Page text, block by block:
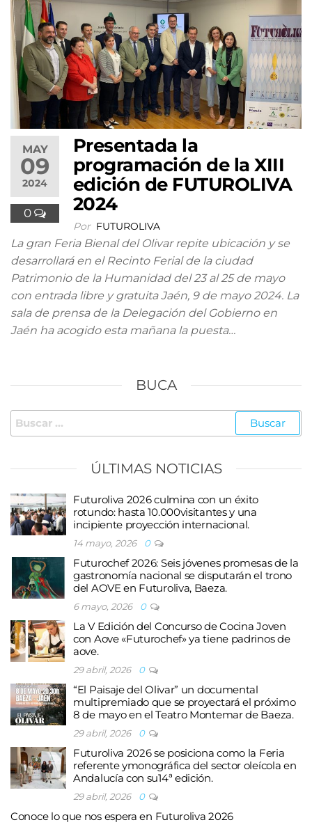
MAY
09
2024
0
Presentada la
programación de la XIII
edición de FUTUROLIVA
2024
Por FUTUROLIVA
La gran Feria Bienal del Olivar repite ubicación y se
desarrollará en el Recinto Ferial de la ciudad
Patrimonio de la Humanidad del 23 al 25 de mayo
con entrada libre y gratuita Jaén, 9 de mayo 2024. La
sala de prensa de la Delegación del Gobierno en
Jaén ha acogido esta mañana la puesta…
BUCA
Buscar:
ÚLTIMAS NOTICIAS
Futuroliva 2026 culmina con un éxito
rotundo: hasta 10.000visitantes y una
incipiente proyección internacional.
14 mayo, 2026 0
Futurochef 2026: Seis jóvenes promesas de la
gastronomía nacional se disputarán el trono
del AOVE en Futuroliva, Baeza.
6 mayo, 2026 0
La V Edición del Concurso de Cocina Joven
con Aove «Futurochef» ya tiene padrinos de
aove.
29 abril, 2026 0
“El Paisaje del Olivar” un documental
multipremiado que se proyectará el próximo
8 de mayo en el Teatro Montemar de Baeza.
29 abril, 2026 0
Futuroliva 2026 se posiciona como la Feria
referente ymonográfica del sector oleícola en
Andalucía con su14ª edición.
29 abril, 2026 0
Conoce lo que nos espera en Futuroliva 2026